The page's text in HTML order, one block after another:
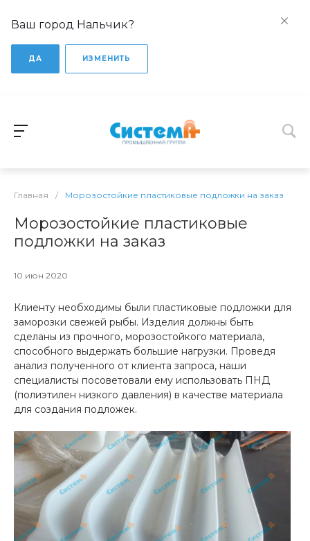
Ваш город Нальчик?
ДА ИЗМЕНИТЬ
Главная / Морозостойкие пластиковые подложки на заказ
Морозостойкие пластиковые
подложки на заказ
10 июн 2020
Клиенту необходимы были пластиковые подложки для
заморозки свежей рыбы. Изделия должны быть
сделаны из прочного, морозостойкого материала,
способного выдержать большие нагрузки. Проведя
анализ полученного от клиента запроса, наши
специалисты посоветовали ему использовать ПНД
(полиэтилен низкого давления) в качестве материала
для создания подложек.